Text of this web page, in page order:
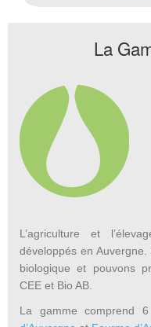
La
L’agriculture et
développés en
biologique et pouvons
CEE et Bio AB.
La gamme comprend